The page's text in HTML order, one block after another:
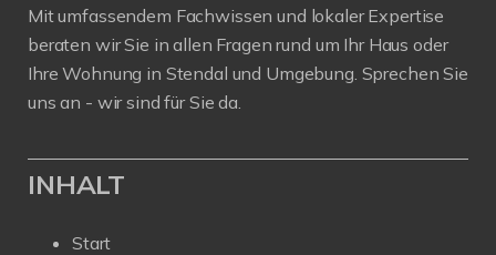
Mit umfassendem Fachwissen und lokaler Expertise
beraten wir Sie in allen Fragen rund um Ihr Haus oder
Ihre Wohnung in Stendal und Umgebung. Sprechen Sie
uns an - wir sind für Sie da.
INHALT
Start